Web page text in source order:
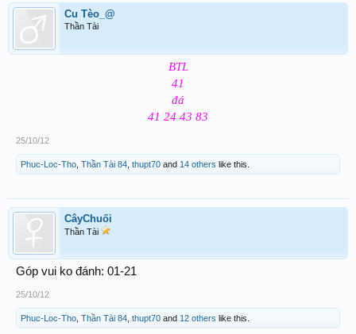
Cu Tèo_@
Thần Tài
BTL
41
đá
41 24 43 83
25/10/12
Phuc-Loc-Tho Thần Tài 84 thupt70 and 14 others like this.
CâyChuối
Thần Tài
Góp vui ko đánh: 01-21
25/10/12
Phuc-Loc-Tho Thần Tài 84 thupt70 and 12 others like this.